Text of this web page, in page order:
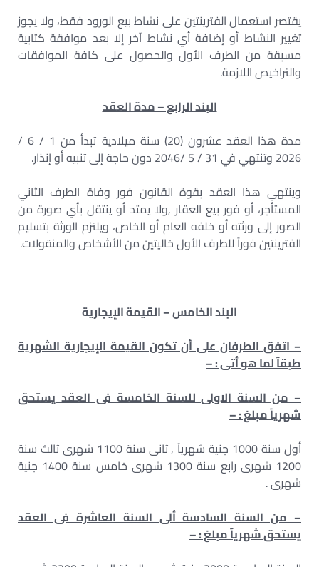
يقتصر استعمال الفترينتين على نشاط بيع الورود فقط، ولا يجوز
تغيير النشاط أو إضافة أي نشاط آخر إلا بعد موافقة كتابية
مسبقة من الطرف الأول والحصول على كافة الموافقات
والتراخيص اللازمة.
البند الرابع – مدة العقد
مدة هذا العقد عشرون (20) سنة ميلادية تبدأ من 1 / 6 /
2026 وتنتهي في 31 / 5 /2046 دون حاجة إلى تنبيه أو إنذار.
وينتهي هذا العقد بقوة القانون فور وفاة الطرف الثاني
المستأجر، أو فور بيع العقار ,ولا يمتد أو ينتقل بأي صورة من
الصور إلى ورثته أو خلفه العام أو الخاص، ويلتزم الورثة بتسليم
الفترينتين فوراً للطرف الأول خاليتين من الأشخاص والمنقولات.
البند الخامس – القيمة الإيجارية
– اتفق الطرفان على أن تكون القيمة الإيجارية الشهرية
طبقآ لما هو أتى : –
– من السنة الاولى للسنة الخامسة فى العقد يستحق
شهريآ مبلغ : –
أول سنة 1000 جنية شهريآ , ثانى سنة 1100 شهرى ثالث سنة
1200 شهرى رابع سنة 1300 شهرى خامس سنة 1400 جنية
شهرى .
– من السنة السادسة ألى السنة العاشرة فى العقد
يستحق شهريآ مبلغ : –